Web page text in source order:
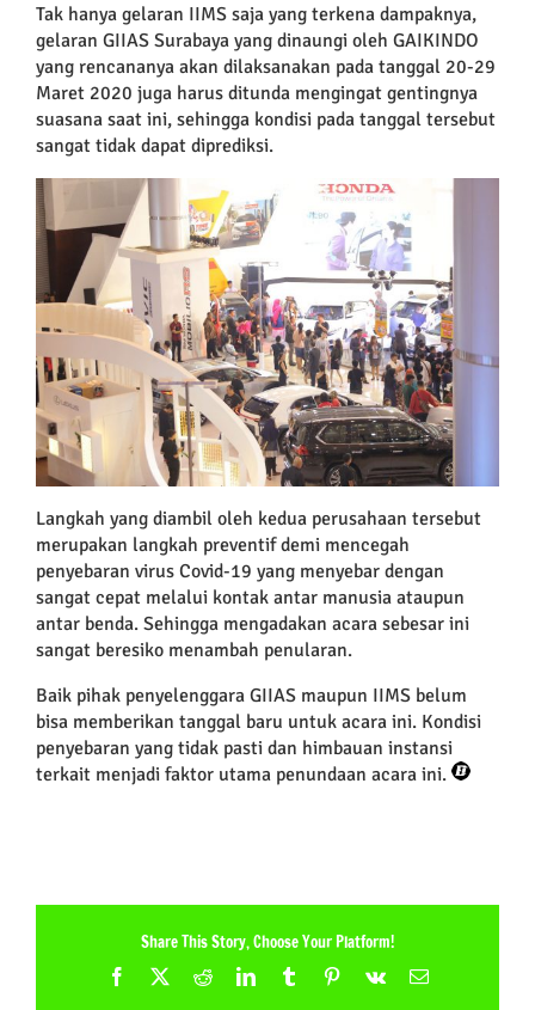
Tak hanya gelaran IIMS saja yang terkena dampaknya,
gelaran GIIAS Surabaya yang dinaungi oleh GAIKINDO
yang rencananya akan dilaksanakan pada tanggal 20-29
Maret 2020 juga harus ditunda mengingat gentingnya
suasana saat ini, sehingga kondisi pada tanggal tersebut
sangat tidak dapat diprediksi.
Langkah yang diambil oleh kedua perusahaan tersebut
merupakan langkah preventif demi mencegah
penyebaran virus Covid-19 yang menyebar dengan
sangat cepat melalui kontak antar manusia ataupun
antar benda. Sehingga mengadakan acara sebesar ini
sangat beresiko menambah penularan.
Baik pihak penyelenggara GIIAS maupun IIMS belum
bisa memberikan tanggal baru untuk acara ini. Kondisi
penyebaran yang tidak pasti dan himbauan instansi
terkait menjadi faktor utama penundaan acara ini.
Share This Story, Choose Your Platform!
Facebook
X RedditLinkedInTumblrPinterest
Vk Email